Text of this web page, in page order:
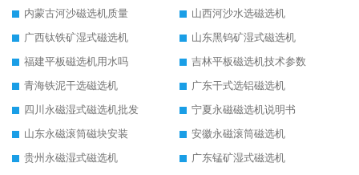
内蒙古河沙磁选机质量
山西河沙水选磁选机
广西钛铁矿湿式磁选机
山东黑钨矿湿式磁选机
福建平板磁选机用水吗
吉林平板磁选机技术参数
青海铁泥干选磁选机
广东干式选铝磁选机
四川永磁湿式磁选机批发
宁夏永磁磁选机说明书
山东永磁滚筒磁块安装
安徽永磁滚筒磁选机
贵州永磁湿式磁选机
广东锰矿湿式磁选机